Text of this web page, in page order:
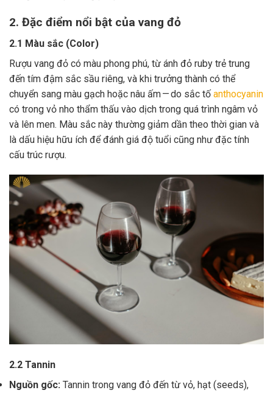
2. Đặc điểm nổi bật của vang đỏ
2.1 Màu sắc (Color)
Rượu vang đỏ có màu phong phú, từ ánh đỏ ruby trẻ trung
đến tím đậm sắc sầu riêng, và khi trưởng thành có thể
chuyển sang màu gạch hoặc nâu ấm — do sắc tố anthocyanin
có trong vỏ nho thẩm thấu vào dịch trong quá trình ngâm vỏ
và lên men. Màu sắc này thường giảm dần theo thời gian và
là dấu hiệu hữu ích để đánh giá độ tuổi cũng như đặc tính
cấu trúc rượu.
2.2 Tannin
Nguồn gốc: Tannin trong vang đỏ đến từ vỏ, hạt (seeds),